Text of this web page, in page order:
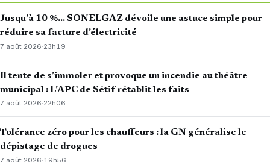
Jusqu’à 10 %… SONELGAZ dévoile une astuce simple pour
réduire sa facture d’électricité
7 août 2026·23h19
Il tente de s’immoler et provoque un incendie au théâtre
municipal : L’APC de Sétif rétablit les faits
7 août 2026·22h06
Tolérance zéro pour les chauffeurs : la GN généralise le
dépistage de drogues
7 août 2026·19h56